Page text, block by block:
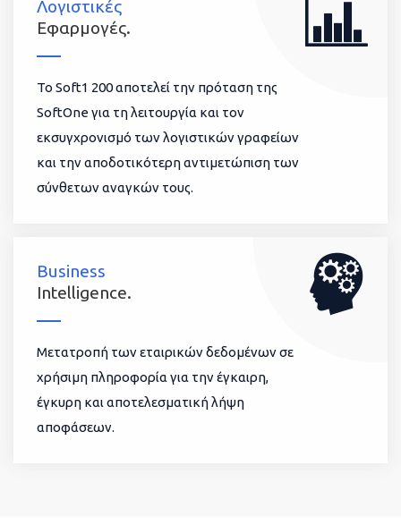
Λογιστικές
Εφαρμογές.
To Soft1 200 αποτελεί την πρόταση της
SoftOne για τη λειτουργία και τον
εκσυγχρονισμό των λογιστικών γραφείων
και την αποδοτικότερη αντιμετώπιση των
σύνθετων αναγκών τους.
Business
Intelligence.
Μετατροπή των εταιρικών δεδομένων σε
χρήσιμη πληροφορία για την έγκαιρη,
έγκυρη και αποτελεσματική λήψη
αποφάσεων.